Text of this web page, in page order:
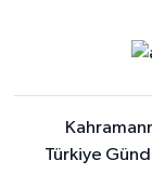
Türkiye